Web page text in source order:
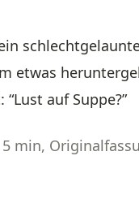
etwas
auf Suppe?”
5 min,